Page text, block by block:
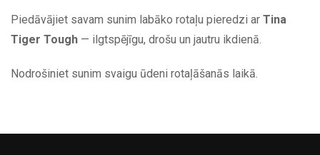
Piedāvājiet savam sunim labāko rotaļu pieredzi ar Tina
Tiger Tough — ilgtspējīgu, drošu un jautru ikdienā.
Nodrošiniet sunim svaigu ūdeni rotaļāšanās laikā.